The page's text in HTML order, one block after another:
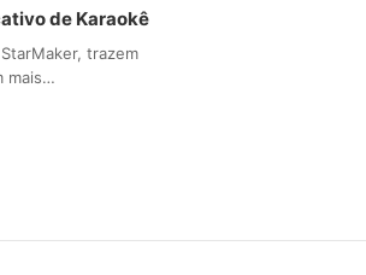
de Karaokê
trazem
mais…